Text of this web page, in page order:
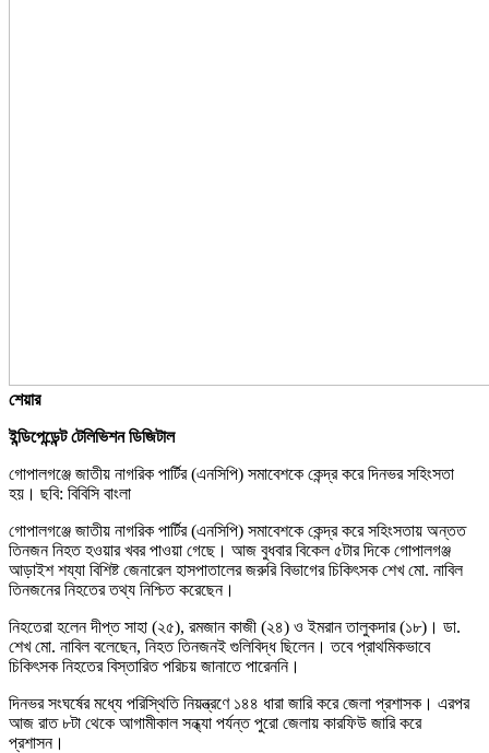
শেয়ার
ইন্ডিপেন্ডেন্ট টেলিভিশন ডিজিটাল
গোপালগঞ্জে জাতীয় নাগরিক পার্টির (এনসিপি) সমাবেশকে কেন্দ্র করে দিনভর সহিংসতা
হয়। ছবি: বিবিসি বাংলা
গোপালগঞ্জে জাতীয় নাগরিক পার্টির (এনসিপি) সমাবেশকে কেন্দ্র করে সহিংসতায় অন্তত
তিনজন নিহত হওয়ার খবর পাওয়া গেছে। আজ বুধবার বিকেল ৫টার দিকে গোপালগঞ্জ
আড়াইশ শয্যা বিশিষ্ট জেনারেল হাসপাতালের জরুরি বিভাগের চিকিৎসক শেখ মো. নাবিল
তিনজনের নিহতের তথ্য নিশ্চিত করেছেন।
নিহতেরা হলেন দীপ্ত সাহা (২৫), রমজান কাজী (২৪) ও ইমরান তালুকদার (১৮)। ডা.
শেখ মো. নাবিল বলেছেন, নিহত তিনজনই গুলিবিদ্ধ ছিলেন। তবে প্রাথমিকভাবে
চিকিৎসক নিহতের বিস্তারিত পরিচয় জানাতে পারেননি।
দিনভর সংঘর্ষের মধ্যে পরিস্থিতি নিয়ন্ত্রণে ১৪৪ ধারা জারি করে জেলা প্রশাসক। এরপর
আজ রাত ৮টা থেকে আগামীকাল সন্ধ্যা পর্যন্ত পুরো জেলায় কারফিউ জারি করে
প্রশাসন।